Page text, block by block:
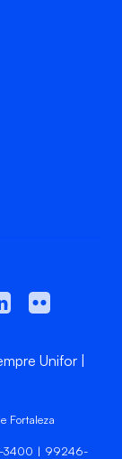
Unifor
Fortaleza
3400 | 99246-